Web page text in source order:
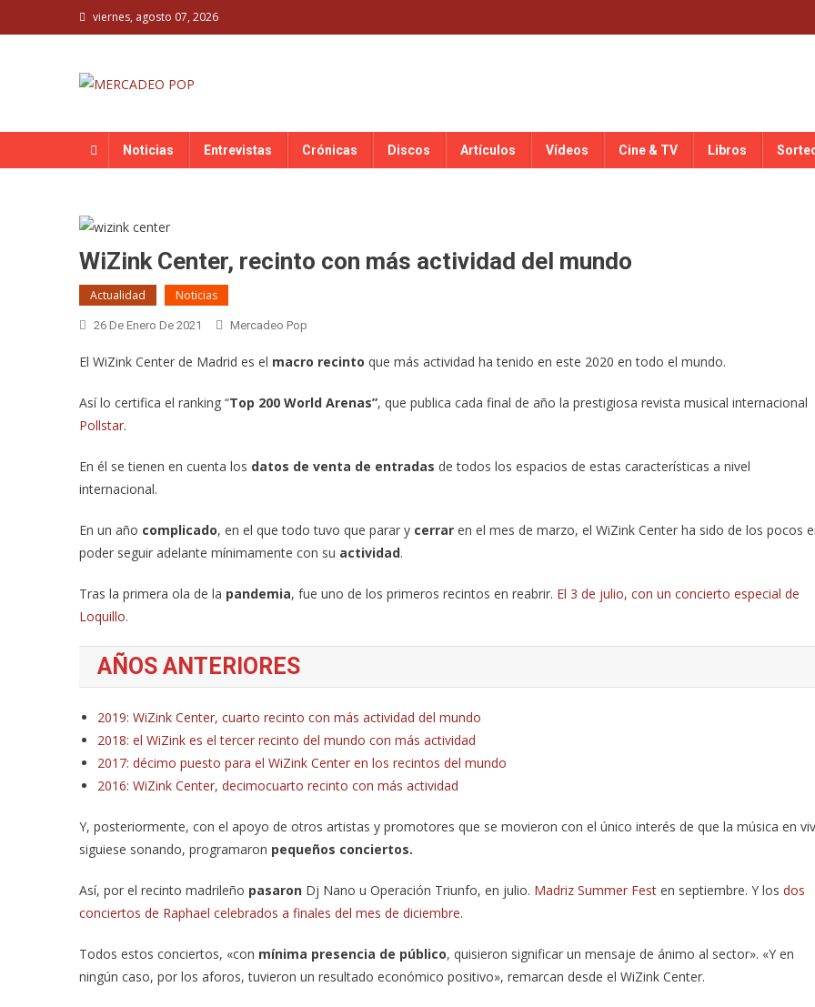
to
viernes, agosto 07, 2026
Noticias Entrevistas Crónicas Discos Artículos Vídeos Cine & TV Libros
WiZink Center, recinto con más actividad del mundo
Actualidad Noticias
26 De Enero De 2021 Mercadeo Pop
El WiZink Center de Madrid es el macro recinto que más actividad ha tenido en este 2020 en todo el mundo.
Así lo certifica el ranking “Top 200 World Arenas”, que publica cada final de año la prestigiosa revista musical internacional
Pollstar.
En él se tienen en cuenta los datos de venta de entradas de todos los espacios de estas características a nivel
internacional.
En un año complicado, en el que todo tuvo que parar y cerrar en el mes de marzo, el WiZink Center ha sido de los pocos
poder seguir adelante mínimamente con su actividad.
Tras la primera ola de la pandemia, fue uno de los primeros recintos en reabrir. El 3 de julio, con un concierto especial de
Loquillo.
AÑOS ANTERIORES
2019: WiZink Center, cuarto recinto con más actividad del mundo
2018: el WiZink es el tercer recinto del mundo con más actividad
2017: décimo puesto para el WiZink Center en los recintos del mundo
2016: WiZink Center, decimocuarto recinto con más actividad
Y, posteriormente, con el apoyo de otros artistas y promotores que se movieron con el único interés de que la música en
siguiese sonando, programaron pequeños conciertos.
Así, por el recinto madrileño pasaron Dj Nano u Operación Triunfo, en julio. Madriz Summer Fest en septiembre. Y los dos
conciertos de Raphael celebrados a finales del mes de diciembre.
Todos estos conciertos, «con mínima presencia de público, quisieron significar un mensaje de ánimo al sector». «Y en
ningún caso, por los aforos, tuvieron un resultado económico positivo», remarcan desde el WiZink Center.